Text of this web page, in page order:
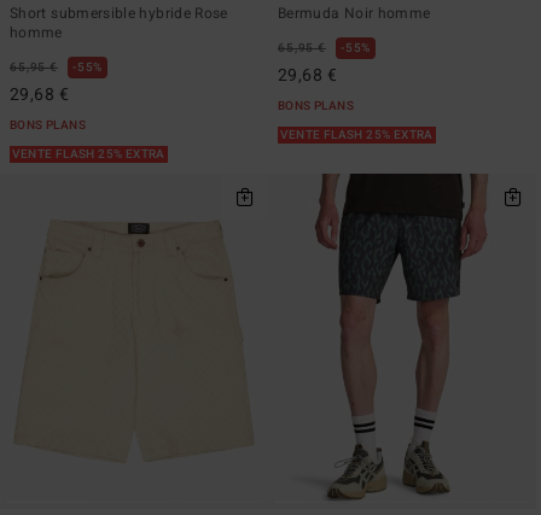
Short submersible hybride Rose
homme
65,95 € 55%
29,68 €
BONS PLANS
VENTE FLASH 25% EXTRA
Bermuda Noir homme
65,95 € 55%
29,68 €
BONS PLANS
VENTE FLASH 25% EXTRA